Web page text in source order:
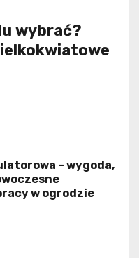
wybrać?
– wygoda,
w ogrodzie